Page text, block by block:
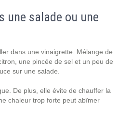
une salade ou une
dans une vinaigrette. Mélange de
une pincée de sel et un peu de
sur une salade.
De plus, elle évite de chauffer la
chaleur trop forte peut abîmer